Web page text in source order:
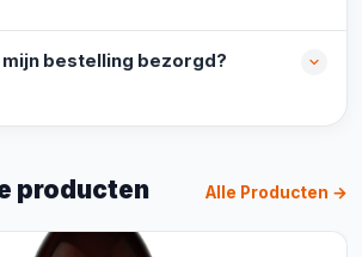
bestelling bezorgd?
producten Alle Producten →